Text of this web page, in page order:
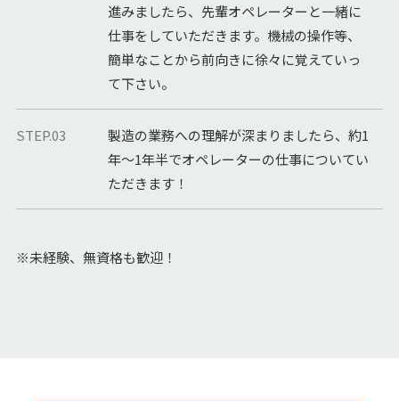
進みましたら、先輩オペレーターと一緒に
仕事をしていただきます。機械の操作等、
簡単なことから前向きに徐々に覚えていっ
て下さい。
STEP.03
製造の業務への理解が深まりましたら、約1
年～1年半でオペレーターの仕事についてい
ただきます！
※未経験、無資格も歓迎！